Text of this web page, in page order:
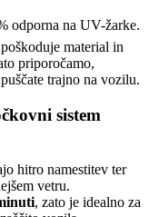
odporna na UV-žarke.
material in
priporočamo,
trajno na vozilu.
sistem
hitro namestitev ter
vetru.
, zato je idealno za